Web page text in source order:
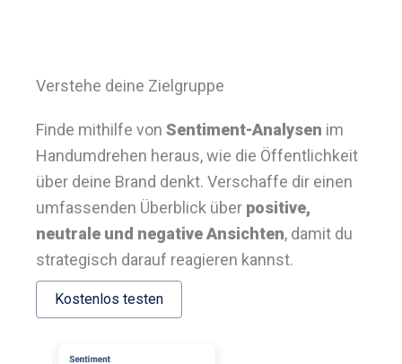
Verstehe deine Zielgruppe
Finde mithilfe von Sentiment-Analysen im
Handumdrehen heraus, wie die Öffentlichkeit
über deine Brand denkt. Verschaffe dir einen
umfassenden Überblick über positive,
neutrale und negative Ansichten, damit du
strategisch darauf reagieren kannst.
Kostenlos testen